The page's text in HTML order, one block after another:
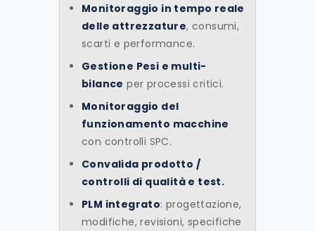
Monitoraggio in tempo reale
delle attrezzature, consumi,
scarti e performance.
Gestione Pesi e multi-
bilance per processi critici.
Monitoraggio del
funzionamento macchine
con controlli SPC.
Convalida prodotto /
controlli di qualità e test.
PLM integrato: progettazione,
modifiche, revisioni, specifiche